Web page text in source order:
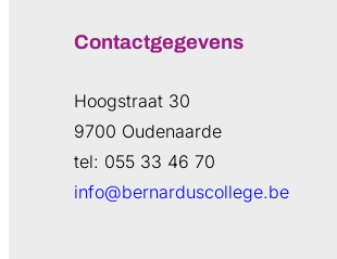
Contactgegevens
Hoogstraat 30
9700 Oudenaarde
tel: 055 33 46 70
info@bernarduscollege.be